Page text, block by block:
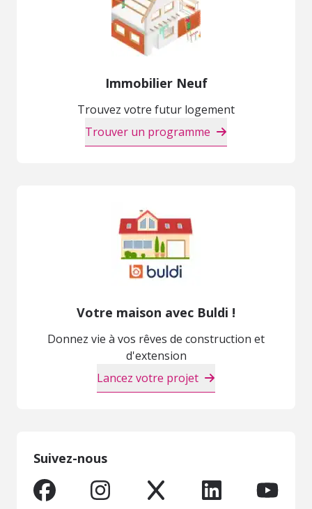
Immobilier Neuf
Trouvez votre futur logement
Trouver un programme
Votre maison avec Buldi !
Donnez vie à vos rêves de construction et
d'extension
Lancez votre projet
Suivez-nous